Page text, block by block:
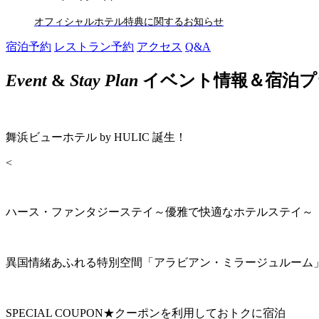
オフィシャルホテル特典に関するお知らせ
宿泊予約 レストラン予約 アクセス Q&A
Event& Stay Plan イベント情報＆宿泊
舞浜ビューホテル by HULIC 誕生！
<
ハース・ファンタジーステイ～優雅で快適なホテルステイ～
異国情緒あふれる特別空間「アラビアン・ミラージュルーム
SPECIAL COUPON★クーポンを利用しておトクに宿泊